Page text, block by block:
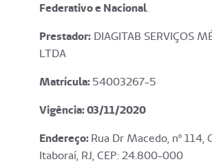
Federativo e Nacional.
Prestador: DIAGITAB SERVIÇOS
LTDA
Matrícula:54003267-5
Vigência: 03/11/2020
Endereço:Rua Dr Macedo, nº 114,
Itaboraí, RJ, CEP: 24.800-000